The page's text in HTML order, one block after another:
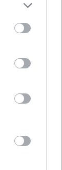
παλιού